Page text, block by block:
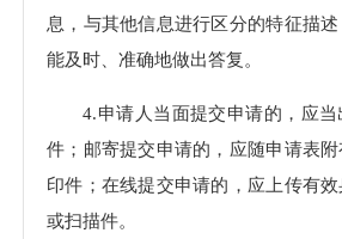
息，与其他信息进行区分的特征描
能及时、准确地做出答复。
4.申请人当面提交申请的，应
件；邮寄提交申请的，应随申请表
印件；在线提交申请的，应上传有
或扫描件。